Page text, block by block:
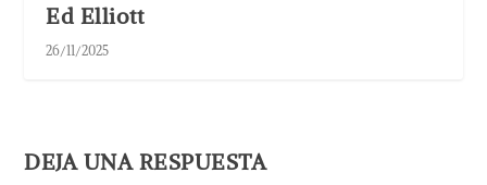
Ed Elliott
26/11/2025
DEJA UNA RESPUESTA